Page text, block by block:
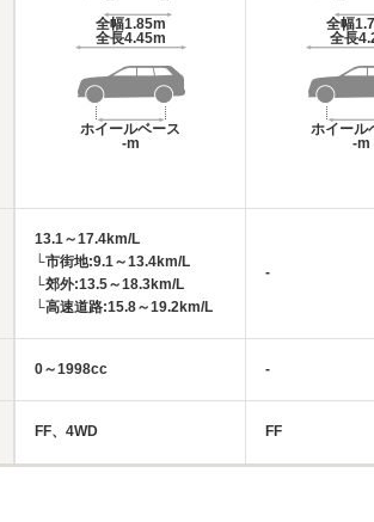
全幅1.85m
全長4.45m
ホイールベース
-m
13.1～17.4km/L
└市街地:9.1～13.4km/L
└郊外:13.5～18.3km/L
└高速道路:15.8～19.2km/L
0～1998cc
FF、4WD
全幅
全長
ホイール
-m
-
-
FF